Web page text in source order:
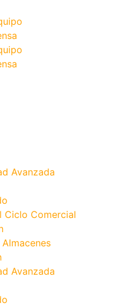
Avanzada
Ciclo Comercial
Avanzada